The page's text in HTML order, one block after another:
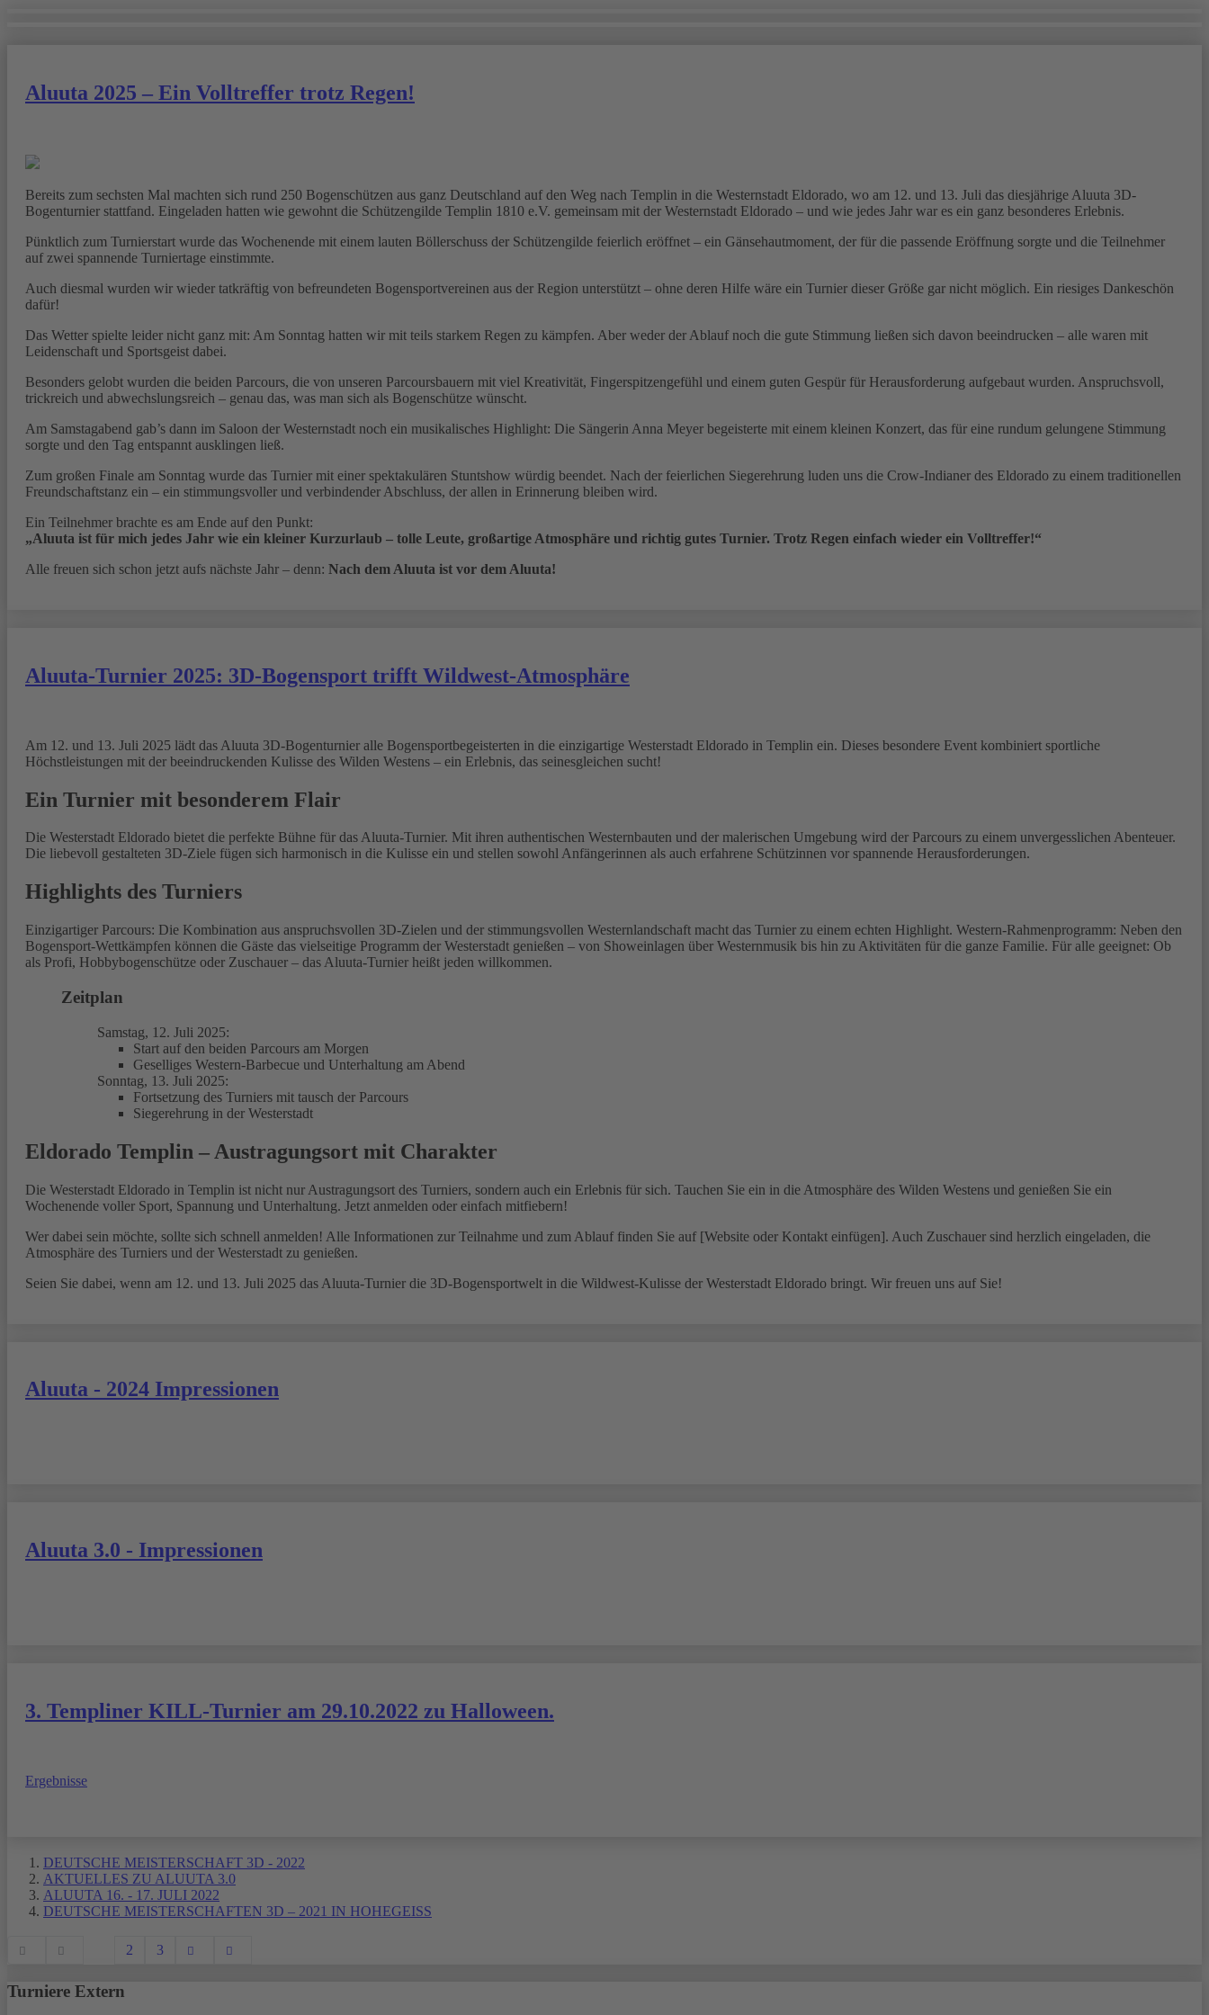
Aluuta 2025 – Ein Volltreffer trotz Regen!
Bereits zum sechsten Mal machten sich rund 250 Bogenschützen aus ganz Deutschland auf den Weg nach Templin in die Westernstadt Eldorado, wo am 12. und 13. Juli das diesjährige Aluuta 3D-
Bogenturnier stattfand. Eingeladen hatten wie gewohnt die Schützengilde Templin 1810 e.V. gemeinsam mit der Westernstadt Eldorado – und wie jedes Jahr war es ein ganz besonderes Erlebnis.
Pünktlich zum Turnierstart wurde das Wochenende mit einem lauten Böllerschuss der Schützengilde feierlich eröffnet – ein Gänsehautmoment, der für die passende Eröffnung sorgte und die Teilnehmer
auf zwei spannende Turniertage einstimmte.
Auch diesmal wurden wir wieder tatkräftig von befreundeten Bogensportvereinen aus der Region unterstützt – ohne deren Hilfe wäre ein Turnier dieser Größe gar nicht möglich. Ein riesiges Dankeschön
dafür!
Das Wetter spielte leider nicht ganz mit: Am Sonntag hatten wir mit teils starkem Regen zu kämpfen. Aber weder der Ablauf noch die gute Stimmung ließen sich davon beeindrucken – alle waren mit
Leidenschaft und Sportsgeist dabei.
Besonders gelobt wurden die beiden Parcours, die von unseren Parcoursbauern mit viel Kreativität, Fingerspitzengefühl und einem guten Gespür für Herausforderung aufgebaut wurden. Anspruchsvoll,
trickreich und abwechslungsreich – genau das, was man sich als Bogenschütze wünscht.
Am Samstagabend gab’s dann im Saloon der Westernstadt noch ein musikalisches Highlight: Die Sängerin Anna Meyer begeisterte mit einem kleinen Konzert, das für eine rundum gelungene Stimmung
sorgte und den Tag entspannt ausklingen ließ.
Zum großen Finale am Sonntag wurde das Turnier mit einer spektakulären Stuntshow würdig beendet. Nach der feierlichen Siegerehrung luden uns die Crow-Indianer des Eldorado zu einem traditionellen
Freundschaftstanz ein – ein stimmungsvoller und verbindender Abschluss, der allen in Erinnerung bleiben wird.
Ein Teilnehmer brachte es am Ende auf den Punkt:
„Aluuta ist für mich jedes Jahr wie ein kleiner Kurzurlaub – tolle Leute, großartige Atmosphäre und richtig gutes Turnier. Trotz Regen einfach wieder ein Volltreffer!“
Alle freuen sich schon jetzt aufs nächste Jahr – denn: Nach dem Aluuta ist vor dem Aluuta!
Aluuta-Turnier 2025: 3D-Bogensport trifft Wildwest-Atmosphäre
Am 12. und 13. Juli 2025 lädt das Aluuta 3D-Bogenturnier alle Bogensportbegeisterten in die einzigartige Westerstadt Eldorado in Templin ein. Dieses besondere Event kombiniert sportliche
Höchstleistungen mit der beeindruckenden Kulisse des Wilden Westens – ein Erlebnis, das seinesgleichen sucht!
Ein Turnier mit besonderem Flair
Die Westerstadt Eldorado bietet die perfekte Bühne für das Aluuta-Turnier. Mit ihren authentischen Westernbauten und der malerischen Umgebung wird der Parcours zu einem unvergesslichen Abenteuer.
Die liebevoll gestalteten 3D-Ziele fügen sich harmonisch in die Kulisse ein und stellen sowohl Anfängerinnen als auch erfahrene Schützinnen vor spannende Herausforderungen.
Highlights des Turniers
Einzigartiger Parcours: Die Kombination aus anspruchsvollen 3D-Zielen und der stimmungsvollen Westernlandschaft macht das Turnier zu einem echten Highlight. Western-Rahmenprogramm: Neben den
Bogensport-Wettkämpfen können die Gäste das vielseitige Programm der Westerstadt genießen – von Showeinlagen über Westernmusik bis hin zu Aktivitäten für die ganze Familie. Für alle geeignet: Ob
als Profi, Hobbybogenschütze oder Zuschauer – das Aluuta-Turnier heißt jeden willkommen.
Zeitplan
Samstag, 12. Juli 2025:
Start auf den beiden Parcours am Morgen
Geselliges Western-Barbecue und Unterhaltung am Abend
Sonntag, 13. Juli 2025:
Fortsetzung des Turniers mit tausch der Parcours
Siegerehrung in der Westerstadt
Eldorado Templin – Austragungsort mit Charakter
Die Westerstadt Eldorado in Templin ist nicht nur Austragungsort des Turniers, sondern auch ein Erlebnis für sich. Tauchen Sie ein in die Atmosphäre des Wilden Westens und genießen Sie ein
Wochenende voller Sport, Spannung und Unterhaltung. Jetzt anmelden oder einfach mitfiebern!
Wer dabei sein möchte, sollte sich schnell anmelden! Alle Informationen zur Teilnahme und zum Ablauf finden Sie auf [Website oder Kontakt einfügen]. Auch Zuschauer sind herzlich eingeladen, die
Atmosphäre des Turniers und der Westerstadt zu genießen.
Seien Sie dabei, wenn am 12. und 13. Juli 2025 das Aluuta-Turnier die 3D-Bogensportwelt in die Wildwest-Kulisse der Westerstadt Eldorado bringt. Wir freuen uns auf Sie!
Aluuta - 2024 Impressionen
Aluuta 3.0 - Impressionen
3. Templiner KILL-Turnier am 29.10.2022 zu Halloween.
Ergebnisse
DEUTSCHE MEISTERSCHAFT 3D - 2022
AKTUELLES ZU ALUUTA 3.0
ALUUTA 16. - 17. JULI 2022
DEUTSCHE MEISTERSCHAFTEN 3D – 2021 IN HOHEGEISS
2 3
Turniere Extern